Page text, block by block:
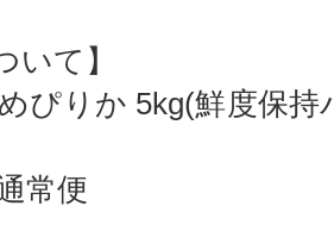
いて】
ぴりか 5kg(鮮度保
常便